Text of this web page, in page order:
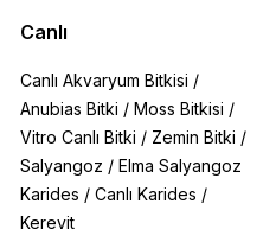
Canlı
Canlı Akvaryum Bitkisi /
Anubias Bitki / Moss Bitkisi /
Vitro Canlı Bitki / Zemin Bitki /
Salyangoz / Elma Salyangoz
Karides / Canlı Karides /
Kerevit